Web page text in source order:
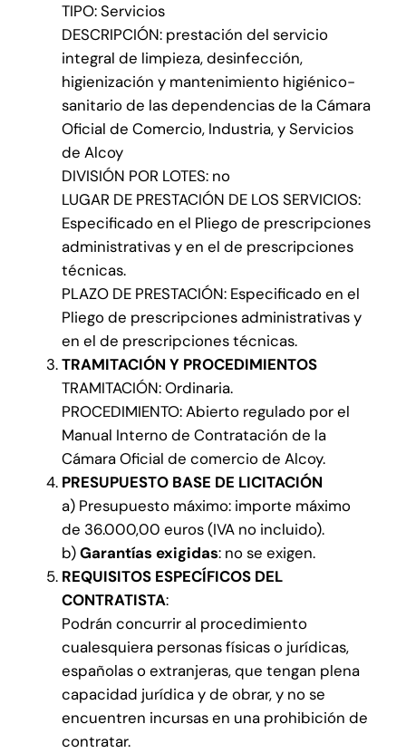
TIPO: Servicios
DESCRIPCIÓN: prestación del servicio
integral de limpieza, desinfección,
higienización y mantenimiento higiénico-
sanitario de las dependencias de la Cámara
Oficial de Comercio, Industria, y Servicios
de Alcoy
DIVISIÓN POR LOTES: no
LUGAR DE PRESTACIÓN DE LOS SERVICIOS:
Especificado en el Pliego de prescripciones
administrativas y en el de prescripciones
técnicas.
PLAZO DE PRESTACIÓN: Especificado en el
Pliego de prescripciones administrativas y
en el de prescripciones técnicas.
TRAMITACIÓN Y PROCEDIMIENTOS
TRAMITACIÓN: Ordinaria.
PROCEDIMIENTO: Abierto regulado por el
Manual Interno de Contratación de la
Cámara Oficial de comercio de Alcoy.
PRESUPUESTO BASE DE LICITACIÓN
a) Presupuesto máximo: importe máximo
de 36.000,00 euros (IVA no incluido).
b)Garantías exigidas: no se exigen.
REQUISITOS ESPECÍFICOS DEL
CONTRATISTA:
Podrán concurrir al procedimiento
cualesquiera personas físicas o jurídicas,
españolas o extranjeras, que tengan plena
capacidad jurídica y de obrar, y no se
encuentren incursas en una prohibición de
contratar.